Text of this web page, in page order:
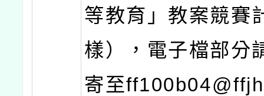
等教育」教案競賽
樣），電子檔部分
寄至